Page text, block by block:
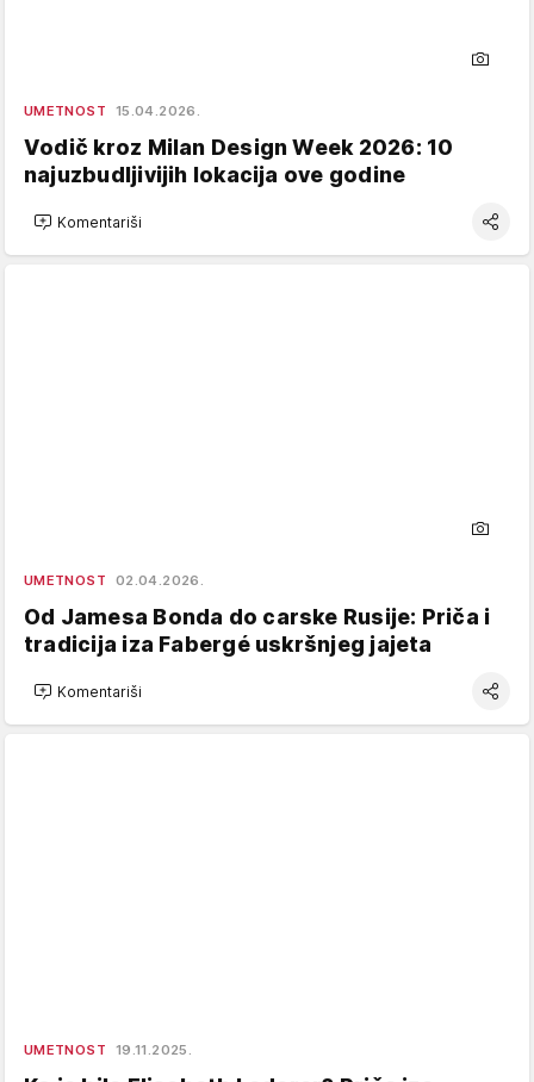
UMETNOST 15.04.2026.
Vodič kroz Milan Design Week 2026: 10
najuzbudljivijih lokacija ove godine
Komentariši
UMETNOST 02.04.2026.
Od Jamesa Bonda do carske Rusije: Priča i
tradicija iza Fabergé uskršnjeg jajeta
Komentariši
UMETNOST 19.11.2025.